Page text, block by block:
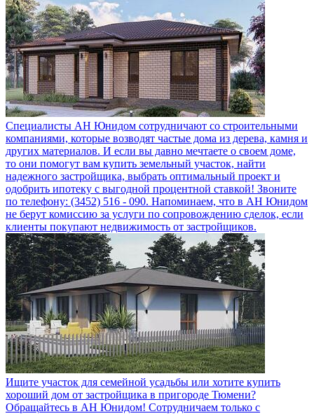
Специалисты АН Юнидом сотрудничают со строительными
компаниями, которые возводят частые дома из дерева, камня и
других материалов. И если вы давно мечтаете о своем доме,
то они помогут вам купить земельный участок, найти
надежного застройщика, выбрать оптимальный проект и
одобрить ипотеку с выгодной процентной ставкой! Звоните
по телефону: (3452) 516 - 090. Напоминаем, что в АН Юнидом
не берут комиссию за услуги по сопровождению сделок, если
клиенты покупают недвижимость от застройщиков.
Ищите участок для семейной усадьбы или хотите купить
хороший дом от застройщика в пригороде Тюмени?
Обращайтесь в АН Юнидом! Сотрудничаем только с